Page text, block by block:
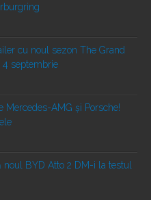
cu noul sezon The Grand
4 septembrie
Mercedes-AMG și Porsche!
BYD Atto 2 DM-i la testul